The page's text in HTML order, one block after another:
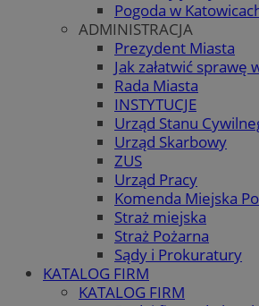
Pogoda w
ADMINISTRACJA
Prezydent Miasta
Jak załatwić sprawę
Rada Miasta
INSTYTUCJE
Urząd Stanu
Urząd Skarbowy
ZUS
Urząd Pracy
Komenda Miejska
Straż miejska
Straż Pożarna
Sądy i Prokuratury
KATALOG FIRM
KATALOG FIRM